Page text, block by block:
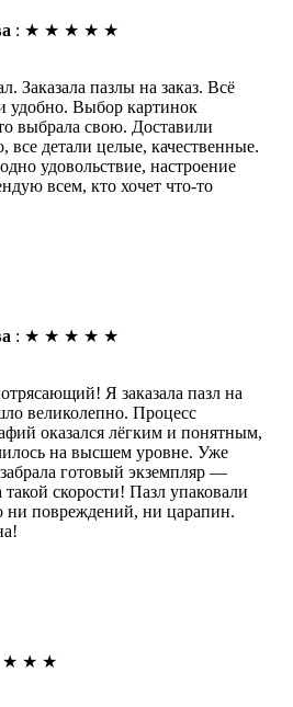
: ★ ★ ★ ★ ★
Заказала пазлы на заказ. Всё
удобно. Выбор картинок
выбрала свою. Доставили
все детали целые, качественные.
удовольствие, настроение
всем, кто хочет что-то
: ★ ★ ★ ★ ★
Я заказала пазл на
великолепно. Процесс
оказался лёгким и понятным,
на высшем уровне. Уже
готовый экземпляр —
скорости! Пазл упаковали
ни повреждений, ни царапин.
★ ★ ★